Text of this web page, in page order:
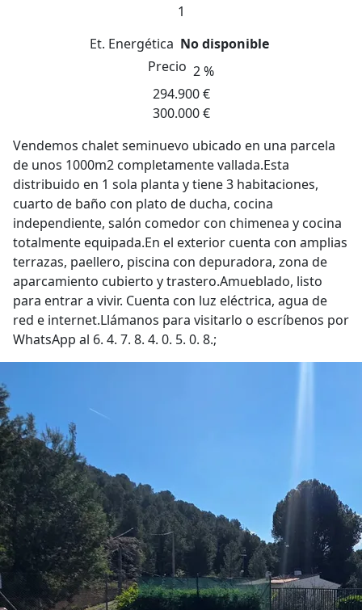
1
Et. Energética No disponible
Precio 2 %
294.900 €
300.000 €
Vendemos chalet seminuevo ubicado en una parcela
de unos 1000m2 completamente vallada.Esta
distribuido en 1 sola planta y tiene 3 habitaciones,
cuarto de baño con plato de ducha, cocina
independiente, salón comedor con chimenea y cocina
totalmente equipada.En el exterior cuenta con amplias
terrazas, paellero, piscina con depuradora, zona de
aparcamiento cubierto y trastero.Amueblado, listo
para entrar a vivir. Cuenta con luz eléctrica, agua de
red e internet.Llámanos para visitarlo o escríbenos por
WhatsApp al 6. 4. 7. 8. 4. 0. 5. 0. 8.;